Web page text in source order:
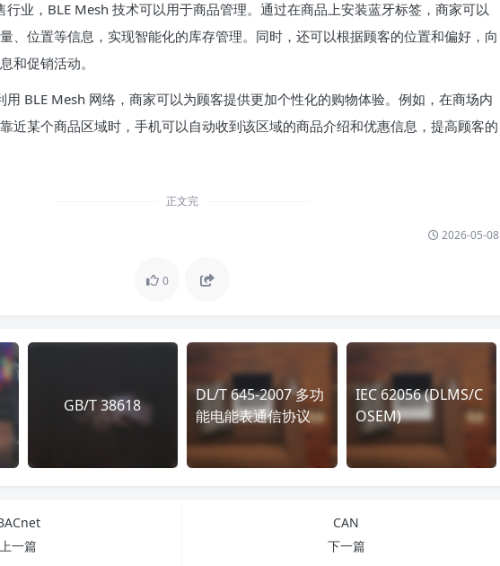
行业，BLE Mesh 技术可以用于商品管理。通过在商品上安装蓝牙标签，商家可以
、位置等信息，实现智能化的库存管理。同时，还可以根据顾客的位置和偏好，向
和促销活动。
用 BLE Mesh 网络，商家可以为顾客提供更加个性化的购物体验。例如，在商场内
近某个商品区域时，手机可以自动收到该区域的商品介绍和优惠信息，提高顾客的
正文完
2026-05-08
0
GB/T 38618
DL/T 645-2007 多功
能电能表通信协议
IEC 62056 (DLMS/C
OSEM)
上一篇
CAN
下一篇